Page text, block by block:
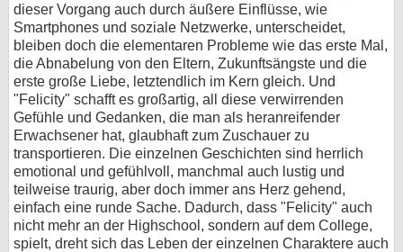
dieser Vorgang auch durch äußere Einflüsse, wie
Smartphones und soziale Netzwerke, unterscheidet,
bleiben doch die elementaren Probleme wie das erste Mal,
die Abnabelung von den Eltern, Zukunftsängste und die
erste große Liebe, letztendlich im Kern gleich. Und
"Felicity" schafft es großartig, all diese verwirrenden
Gefühle und Gedanken, die man als heranreifender
Erwachsener hat, glaubhaft zum Zuschauer zu
transportieren. Die einzelnen Geschichten sind herrlich
emotional und gefühlvoll, manchmal auch lustig und
teilweise traurig, aber doch immer ans Herz gehend,
einfach eine runde Sache. Dadurch, dass "Felicity" auch
nicht mehr an der Highschool, sondern auf dem College,
spielt, dreht sich das Leben der einzelnen Charaktere auch